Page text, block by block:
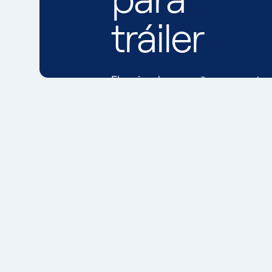
tráiler
El mejor desempeño y un